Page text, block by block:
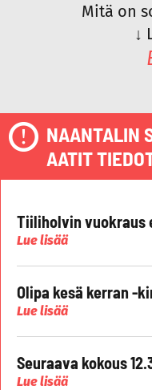
Mitä on
↓
NAANTALIN
AATIT
Tiiliholvin vuokraus
Lue lisää
Olipa kesä kerran -
Lue lisää
Seuraava kokous
Lue lisää